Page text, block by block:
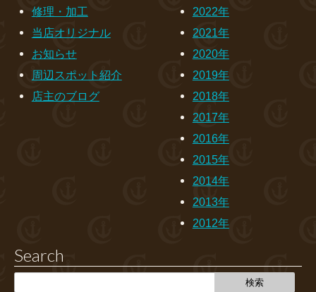
修理・加工
当店オリジナル
お知らせ
周辺スポット紹介
店主のブログ
2022年
2021年
2020年
2019年
2018年
2017年
2016年
2015年
2014年
2013年
2012年
Search